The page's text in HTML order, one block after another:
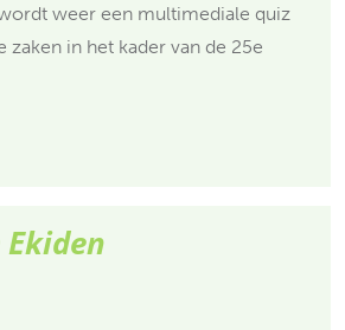
weer een multimediale quiz
zaken in het kader van de 25e
Ekiden